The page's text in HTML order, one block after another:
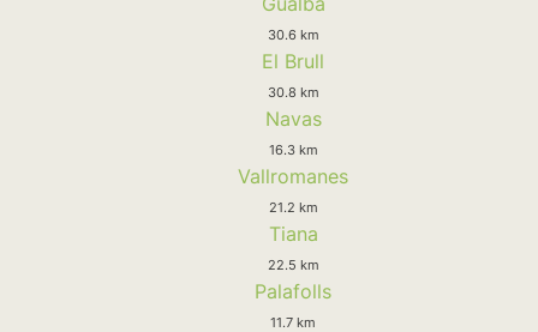
30.6 km
El Brull
30.8 km
Navas
16.3 km
Vallromanes
21.2 km
Tiana
22.5 km
Palafolls
11.7 km